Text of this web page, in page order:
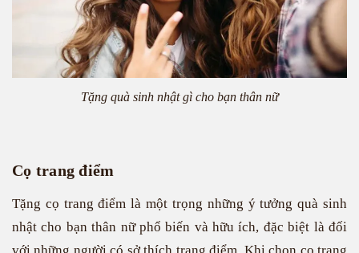
Tặng quà sinh nhật gì cho bạn thân nữ
Cọ trang điểm
Tặng cọ trang điểm là một trọng những ý tưởng quà sinh
nhật cho bạn thân nữ phổ biến và hữu ích, đặc biệt là đối